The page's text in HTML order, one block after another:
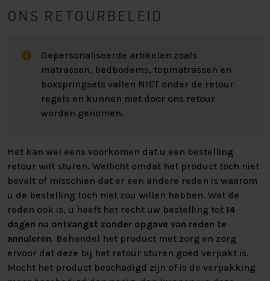
ONS RETOURBELEID
Gepersonaliseerde artikelen zoals
matrassen, bedbodems, topmatrassen en
boxspringsets vallen NIET onder de retour
regels en kunnen niet door ons retour
worden genomen.
Het kan wel eens voorkomen dat u een bestelling
retour wilt sturen. Wellicht omdat het product toch niet
bevalt of misschien dat er een andere reden is waarom
u de bestelling toch niet zou willen hebben. Wat de
reden ook is, u heeft het recht uw bestelling tot 14
dagen na ontvangst zonder opgave van reden te
annuleren. Behandel het product met zorg en zorg
ervoor dat deze bij het retour sturen goed verpakt is.
Mocht het product beschadigd zijn of is de verpakking